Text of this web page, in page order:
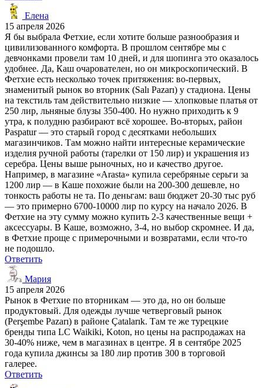
Елена
15 апреля 2026
Я бы выбрала Фетхие, если хотите больше разнообразия и
цивилизованного комфорта. В прошлом сентябре мы с
девчонками провели там 10 дней, и для шопинга это оказалось
удобнее. Да, Каш очарователен, но он микроскопический. В
Фетхие есть несколько точек притяжения: во-первых,
знаменитый рынок во вторник (Salı Pazarı) у стадиона. Цены
на текстиль там действительно низкие — хлопковые платья от
250 лир, льняные блузы 350-400. Но нужно приходить к 9
утра, к полудню разбирают всё хорошее. Во-вторых, район
Paspatur — это старый город с десятками небольших
магазинчиков. Там можно найти интересные керамические
изделия ручной работы (тарелки от 150 лир) и украшения из
серебра. Цены выше рыночных, но и качество другое.
Например, в магазине «Arasta» купила серебряные серьги за
1200 лир — в Каше похожие были на 200-300 дешевле, но
тонкость работы не та. По деньгам: ваш бюджет 20-30 тыс руб
— это примерно 6700-10000 лир по курсу на начало 2026. В
Фетхие на эту сумму можно купить 2-3 качественные вещи +
аксессуары. В Каше, возможно, 3-4, но выбор скромнее. И да,
в Фетхие проще с примерочными и возвратами, если что-то
не подошло.
Ответить
Мария
15 апреля 2026
Рынок в Фетхие по вторникам — это да, но он больше
продуктовый. Для одежды лучше четверговый рынок
(Perşembe Pazarı) в районе Çatalarık. Там те же турецкие
бренды типа LC Waikiki, Koton, но цены на распродажах на
30-40% ниже, чем в магазинах в центре. Я в сентябре 2025
года купила джинсы за 180 лир против 300 в торговой
галерее.
Ответить